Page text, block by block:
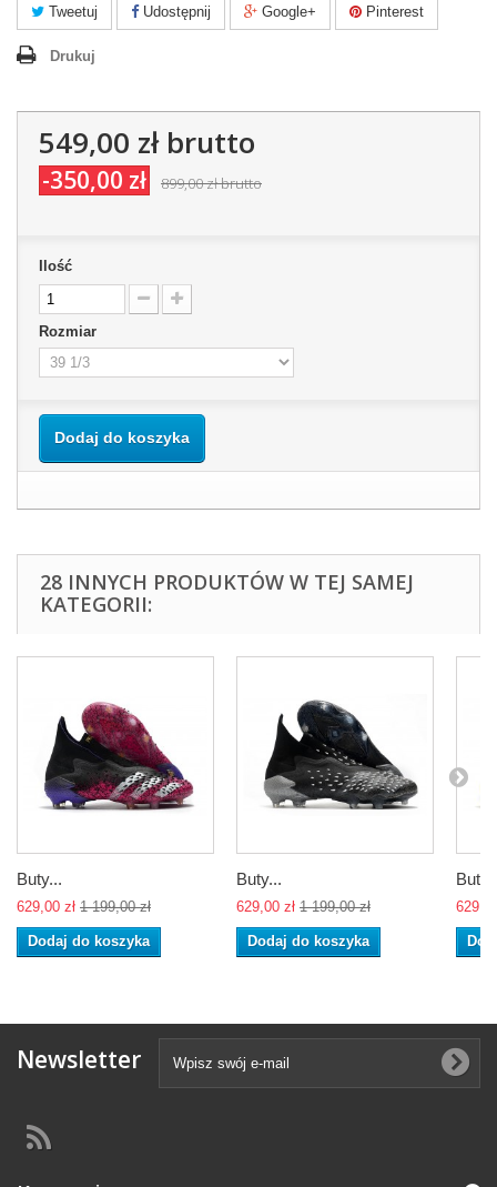
Tweetuj Udostępnij Google+ Pinterest
Drukuj
549,00 złbrutto
-350,00 zł 899,00 złbrutto
Ilość
Rozmiar
Dodaj do koszyka
28 INNYCH PRODUKTÓW W TEJ SAMEJ
KATEGORII:
Buty...
629,00 zł 1 199,00 zł
Dodaj do koszyka
Buty...
629,00 zł 1 199,00 zł
Dodaj do koszyka
Newsletter